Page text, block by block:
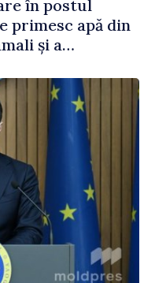
în postul
primesc apă din
și a